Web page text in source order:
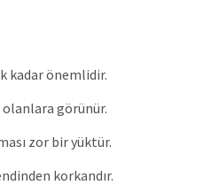
kadar önemlidir.
olanlara görünür.
zor bir yüktür.
korkandır.